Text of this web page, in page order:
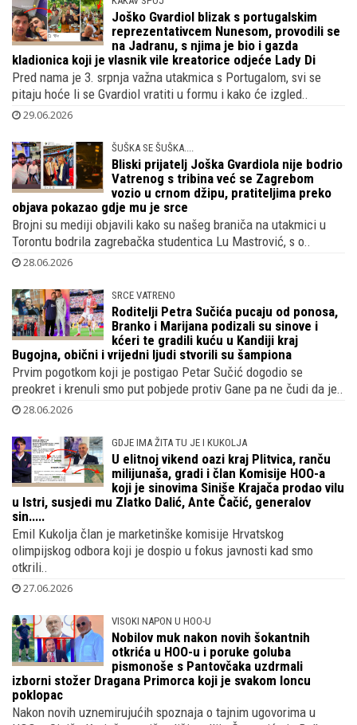
30.06.2026
KAKAV SPOJ
Joško Gvardiol blizak s portugalskim
reprezentativcem Nunesom, provodili se
na Jadranu, s njima je bio i gazda
kladionica koji je vlasnik vile kreatorice odjeće Lady Di
Pred nama je 3. srpnja važna utakmica s Portugalom, svi se
pitaju hoće li se Gvardiol vratiti u formu i kako će izgled..
29.06.2026
ŠUŠKA SE ŠUŠKA....
Bliski prijatelj Joška Gvardiola nije bodrio
Vatrenog s tribina već se Zagrebom
vozio u crnom džipu, pratiteljima preko
objava pokazao gdje mu je srce
Brojni su mediji objavili kako su našeg braniča na utakmici u
Torontu bodrila zagrebačka studentica Lu Mastrović, s o..
28.06.2026
SRCE VATRENO
Roditelji Petra Sučića pucaju od ponosa,
Branko i Marijana podizali su sinove i
kćeri te gradili kuću u Kandiji kraj
Bugojna, obični i vrijedni ljudi stvorili su šampiona
Prvim pogotkom koji je postigao Petar Sučić dogodio se
preokret i krenuli smo put pobjede protiv Gane pa ne čudi da je..
28.06.2026
GDJE IMA ŽITA TU JE I KUKOLJA
U elitnoj vikend oazi kraj Plitvica, ranču
koji je sinovima Siniše Krajača prodao vilu
u Istri, susjedi mu Zlatko Dalić, Ante Čačić, generalov
sin.....
olimpijskog odbora koji je dospio u fokus javnosti kad smo
otkrili..
27.06.2026
VISOKI NAPON U HOO-U
Nobilov muk nakon novih šokantnih
pismonoše s Pantovčaka uzdrmali